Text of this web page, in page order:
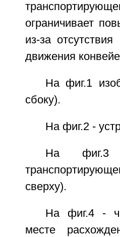
ограничивает
из-за
движения
На фиг.1
сбоку).
На фиг.2 -
На фиг.3
сверху).
На фиг.4 -
месте